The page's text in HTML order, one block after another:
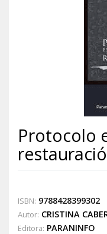
Protocolo
ISBN: 9788428399302
Autor: CRISTINA
Editora: PARANINFO